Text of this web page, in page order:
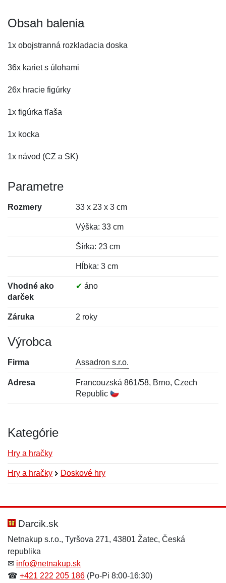
Obsah balenia
1x obojstranná rozkladacia doska
36x kariet s úlohami
26x hracie figúrky
1x figúrka fľaša
1x kocka
1x návod (CZ a SK)
Parametre
Rozmery 33 x 23 x 3 cm
Výška: 33 cm
Šírka: 23 cm
Hĺbka: 3 cm
Vhodné ako
darček
✔ áno
Záruka 2 roky
Výrobca
Firma Assadron s.r.o.
Adresa
Francouzská 861/58, Brno, Czech
Republic
Kategórie
Hry a hračky
Hry a hračky Doskové hry
Hodnotenie:
Meno:*
Meno:
E-mail:*
Darcik.sk
Netnakup s.r.o., Tyršova 271, 43801 Žatec, Česká
republika
✉ info@netnakup.sk
☎ +421 222 205 186 (Po-Pi 8:00-16:30)